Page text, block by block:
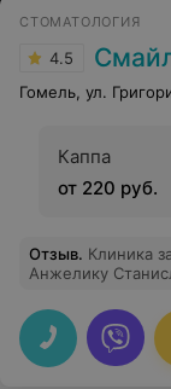
Надеюсь, что
об установке
СТОМАТОЛОГИЯ
4.5
Гомель, ул.
Каппа
от 220 руб.
Отзыв. Клиника
Анжелику Станиславовну за
также Ольгу
Крюковой
высочайшего